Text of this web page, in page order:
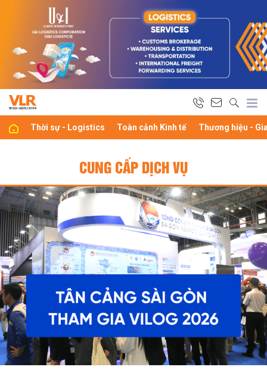
Thời sự - Logistics Toàn cảnh Kinh tế Thương hiệu -
CUNG CẤP DỊCH VỤ